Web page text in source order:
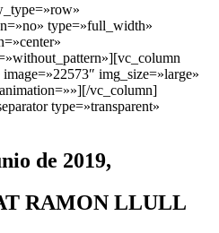
type=»full_width»
img_size=»large»
vc_column]
type=»transparent»
de 2019,
RAMON LLULL